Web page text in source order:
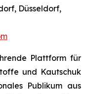
Düsseldorf,
Plattform für
und Kautschuk
Publikum aus